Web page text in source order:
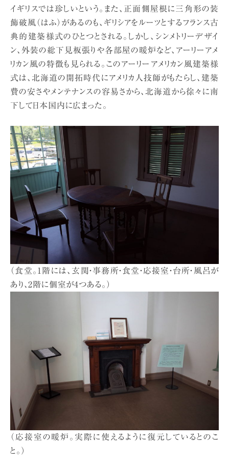
イギリスでは珍しいという。また、正面側屋根に三角形の装
飾破風（はふ）があるのも、ギリシアをルーツとするフランス古
典的建築様式のひとつとされる。しかし、シンメトリーデザイ
ン、外装の総下見板張りや各部屋の暖炉など、アーリーアメ
リカン風の特徴も見られる。このアーリーアメリカン風建築様
式は、北海道の開拓時代にアメリカ人技師がもたらし、建築
費の安さやメンテナンスの容易さから、北海道から徐々に南
下して日本国内に広まった。
（食堂。1階には、玄関・事務所・食堂・応接室・台所・風呂が
あり、2階に個室が4つある。）
（応接室の暖炉。実際に使えるように復元しているとのこ
と。）